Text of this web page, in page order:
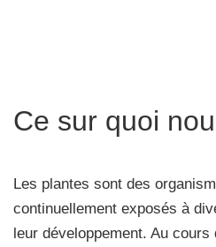
Ce sur quoi
Les plantes sont des
continuellement exposés à
leur développement. Au